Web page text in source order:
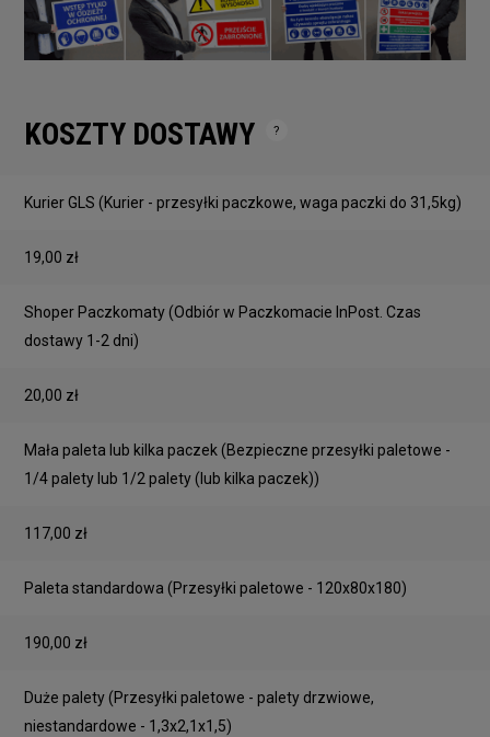
KOSZTY DOSTAWY
Kurier GLS (Kurier - przesyłki paczkowe, waga paczki do 31,5kg)
19,00 zł
Shoper Paczkomaty(Odbiór w Paczkomacie InPost. Czas
dostawy 1-2 dni)
20,00 zł
Mała paleta lub kilka paczek (Bezpieczne przesyłki paletowe -
1/4 palety lub 1/2 palety (lub kilka paczek))
117,00 zł
Paleta standardowa (Przesyłki paletowe - 120x80x180)
190,00 zł
Duże palety(Przesyłki paletowe - palety drzwiowe,
niestandardowe - 1,3x2,1x1,5)